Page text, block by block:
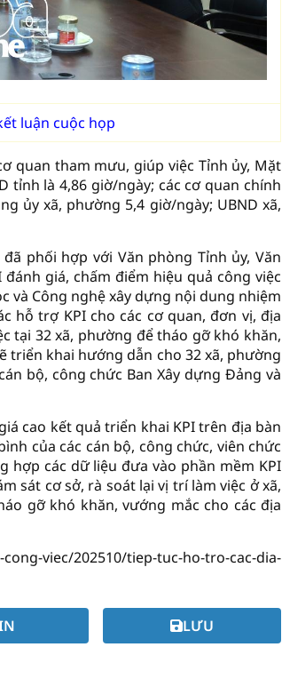
luận cuộc họp
quan tham mưu, giúp việc Tỉnh ủy, Mặt
tỉnh là 4,86 giờ/ngày; các cơ quan chính
ủy xã, phường 5,4 giờ/ngày; UBND xã,
phối hợp với Văn phòng Tỉnh ủy, Văn
giá, chấm điểm hiệu quả công việc
và Công nghệ xây dựng nội dung nhiệm
hỗ trợ KPI cho các cơ quan, đơn vị, địa
tại 32 xã, phường để tháo gỡ khó khăn,
triển khai hướng dẫn cho 32 xã, phường
bộ, công chức Ban Xây dựng Đảng và
cao kết quả triển khai KPI trên địa bàn
của các cán bộ, công chức, viên chức
hợp các dữ liệu đưa vào phần mềm KPI
sát cơ sở, rà soát lại vị trí làm việc ở xã,
gỡ khó khăn, vướng mắc cho các địa
viec/202510/tiep-tuc-ho-tro-cac-dia-
LƯU